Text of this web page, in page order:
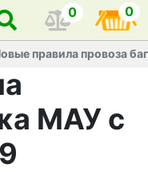
0 0
правила провоза
МАУ с